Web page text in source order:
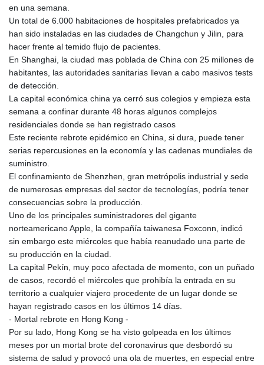
en una semana.
Un total de 6.000 habitaciones de hospitales prefabricados ya
han sido instaladas en las ciudades de Changchun y Jilin, para
hacer frente al temido flujo de pacientes.
En Shanghai, la ciudad mas poblada de China con 25 millones de
habitantes, las autoridades sanitarias llevan a cabo masivos tests
de detección.
La capital económica china ya cerró sus colegios y empieza esta
semana a confinar durante 48 horas algunos complejos
residenciales donde se han registrado casos
Este reciente rebrote epidémico en China, si dura, puede tener
serias repercusiones en la economía y las cadenas mundiales de
suministro.
El confinamiento de Shenzhen, gran metrópolis industrial y sede
de numerosas empresas del sector de tecnologías, podría tener
consecuencias sobre la producción.
Uno de los principales suministradores del gigante
norteamericano Apple, la compañía taiwanesa Foxconn, indicó
sin embargo este miércoles que había reanudado una parte de
su producción en la ciudad.
La capital Pekín, muy poco afectada de momento, con un puñado
de casos, recordó el miércoles que prohibía la entrada en su
territorio a cualquier viajero procedente de un lugar donde se
hayan registrado casos en los últimos 14 días.
- Mortal rebrote en Hong Kong -
Por su lado, Hong Kong se ha visto golpeada en los últimos
meses por un mortal brote del coronavirus que desbordó su
sistema de salud y provocó una ola de muertes, en especial entre